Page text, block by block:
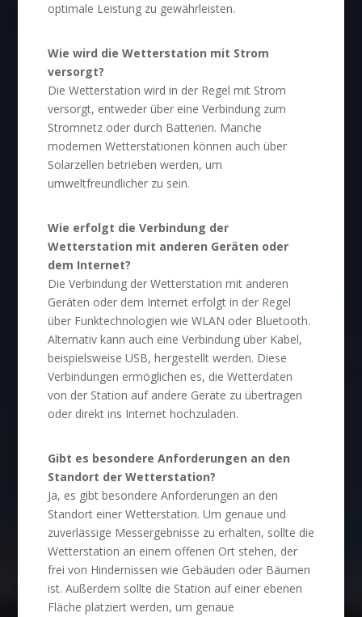
optimale Leistung zu gewährleisten.
Wie wird die Wetterstation mit Strom
versorgt?
Die Wetterstation wird in der Regel mit Strom
versorgt, entweder über eine Verbindung zum
Stromnetz oder durch Batterien. Manche
modernen Wetterstationen können auch über
Solarzellen betrieben werden, um
umweltfreundlicher zu sein.
Wie erfolgt die Verbindung der
Wetterstation mit anderen Geräten oder
dem Internet?
Die Verbindung der Wetterstation mit anderen
Geräten oder dem Internet erfolgt in der Regel
über Funktechnologien wie WLAN oder Bluetooth.
Alternativ kann auch eine Verbindung über Kabel,
beispielsweise USB, hergestellt werden. Diese
Verbindungen ermöglichen es, die Wetterdaten
von der Station auf andere Geräte zu übertragen
oder direkt ins Internet hochzuladen.
Gibt es besondere Anforderungen an den
Standort der Wetterstation?
Ja, es gibt besondere Anforderungen an den
Standort einer Wetterstation. Um genaue und
zuverlässige Messergebnisse zu erhalten, sollte die
Wetterstation an einem offenen Ort stehen, der
frei von Hindernissen wie Gebäuden oder Bäumen
ist. Außerdem sollte die Station auf einer ebenen
Fläche platziert werden, um genaue